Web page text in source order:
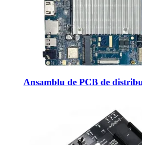
Ansamblu de PCB de